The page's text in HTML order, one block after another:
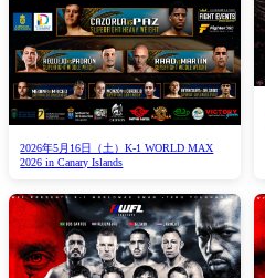
2026年5月16日（土）K-1 WORLD MAX
2026 in Canary Islands